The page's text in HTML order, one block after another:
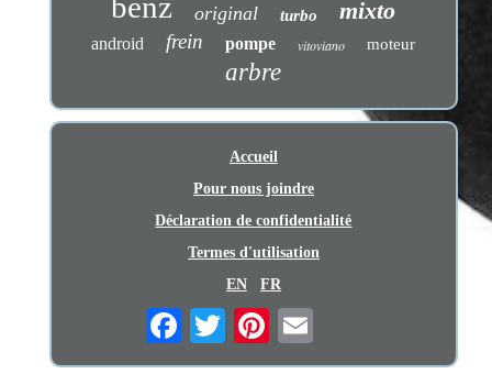
original turbo mixto
android frein pompe vitoviano moteur
arbre
Accueil
Pour nous joindre
Déclaration de confidentialité
Termes d'utilisation
EN
FR